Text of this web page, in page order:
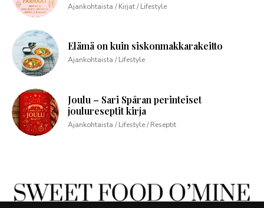
Ajankohtaista / Kirjat / Lifestyle
Elämä on kuin siskonmakkarakeitto
Ajankohtaista / Lifestyle
Joulu – Sari Spåran perinteiset
joulureseptit kirja
Ajankohtaista / Lifestyle / Reseptit